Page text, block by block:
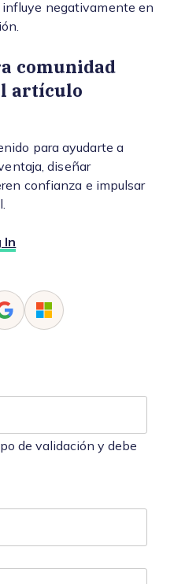
negativamente en
comunidad
artículo
para ayudarte a
diseñar
confianza e impulsar
In
de validación y debe